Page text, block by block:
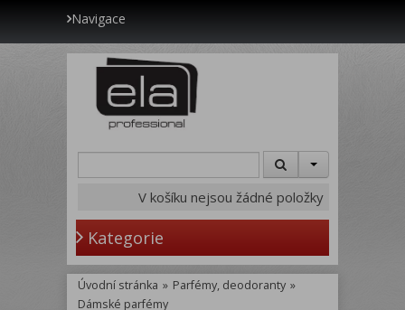
Navigace
V košíku nejsou žádné položky
Kategorie
Úvodní stránka » Parfémy, deodoranty »
Dámské parfémy